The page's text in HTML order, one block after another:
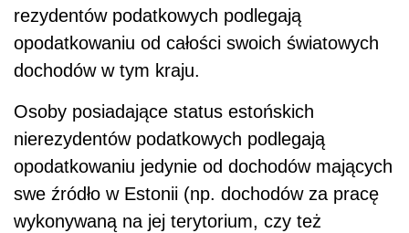
rezydentów podatkowych podlegają
opodatkowaniu od całości swoich światowych
dochodów w tym kraju.
Osoby posiadające status estońskich
nierezydentów podatkowych podlegają
opodatkowaniu jedynie od dochodów mających
swe źródło w Estonii (np. dochodów za pracę
wykonywaną na jej terytorium, czy też